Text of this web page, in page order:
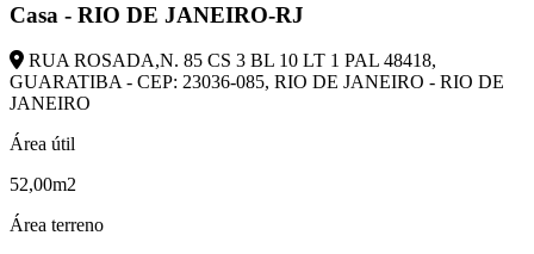
Casa - RIO DE JANEIRO-RJ
RUA ROSADA,N. 85 CS 3 BL 10 LT 1 PAL 48418,
GUARATIBA - CEP: 23036-085, RIO DE JANEIRO - RIO DE
JANEIRO
Área útil
52,00m2
Área terreno